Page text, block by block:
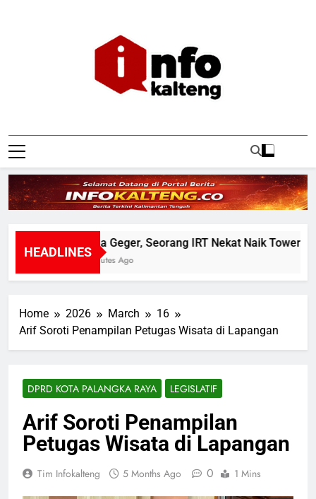
Infokalteng
HEADLINES
Warga Geger, Seorang IRT Nekat Naik Tower
38 Minutes Ago
Home 2026 March
16
Arif Soroti Penampilan Petugas Wisata di Lapangan
DPRD KOTA PALANGKA RAYA LEGISLATIF
Arif Soroti Penampilan
Petugas Wisata di Lapangan
Tim Infokalteng 5 Months Ago 0 1 Mins